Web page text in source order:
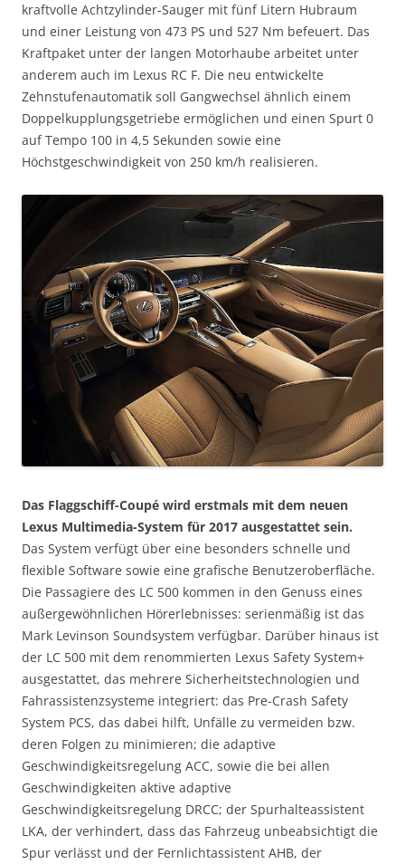
kraftvolle Achtzylinder-Sauger mit fünf Litern Hubraum
und einer Leistung von 473 PS und 527 Nm befeuert. Das
Kraftpaket unter der langen Motorhaube arbeitet unter
anderem auch im Lexus RC F. Die neu entwickelte
Zehnstufenautomatik soll Gangwechsel ähnlich einem
Doppelkupplungsgetriebe ermöglichen und einen Spurt 0
auf Tempo 100 in 4,5 Sekunden sowie eine
Höchstgeschwindigkeit von 250 km/h realisieren.
Das Flaggschiff-Coupé wird erstmals mit dem neuen
Lexus Multimedia-System für 2017 ausgestattet sein.
Das System verfügt über eine besonders schnelle und
flexible Software sowie eine grafische Benutzeroberfläche.
Die Passagiere des LC 500 kommen in den Genuss eines
außergewöhnlichen Hörerlebnisses: serienmäßig ist das
Mark Levinson Soundsystem verfügbar. Darüber hinaus ist
der LC 500 mit dem renommierten Lexus Safety System+
ausgestattet, das mehrere Sicherheitstechnologien und
Fahrassistenzsysteme integriert: das Pre-Crash Safety
System PCS, das dabei hilft, Unfälle zu vermeiden bzw.
deren Folgen zu minimieren; die adaptive
Geschwindigkeitsregelung ACC, sowie die bei allen
Geschwindigkeiten aktive adaptive
Geschwindigkeitsregelung DRCC; der Spurhalteassistent
LKA, der verhindert, dass das Fahrzeug unbeabsichtigt die
Spur verlässt und der Fernlichtassistent AHB, der